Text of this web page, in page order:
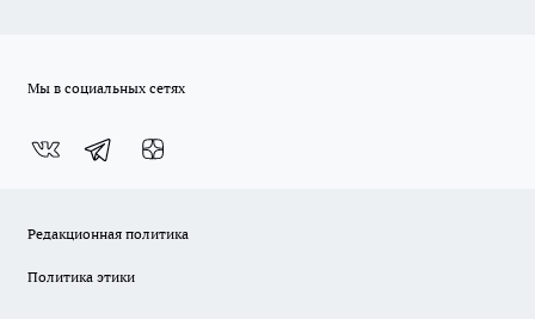
Мы в социальных сетях
Редакционная политика
Политика этики